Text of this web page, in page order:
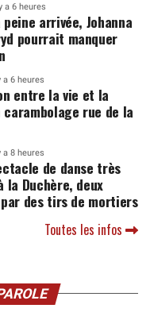
a 6 heures
peine arrivée, Johanna
pourrait manquer
a 6 heures
entre la vie et la
rue de la
a 8 heures
de danse très
Duchère, deux
des tirs de mortiers
Toutes les infos